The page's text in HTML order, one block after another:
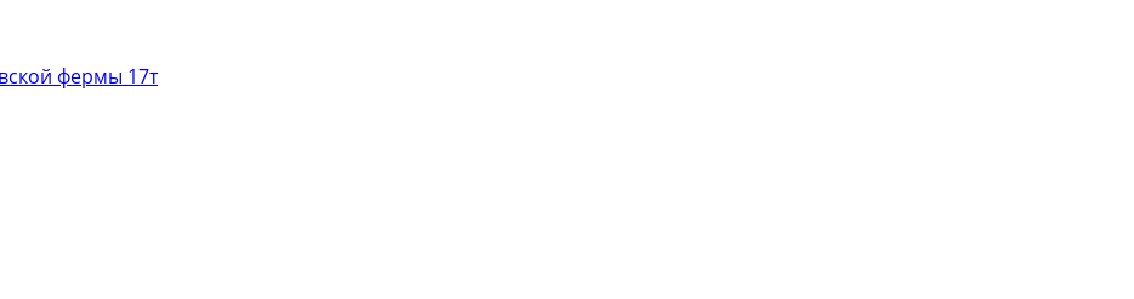
фермы 17т